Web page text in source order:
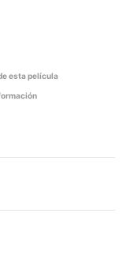
esta película